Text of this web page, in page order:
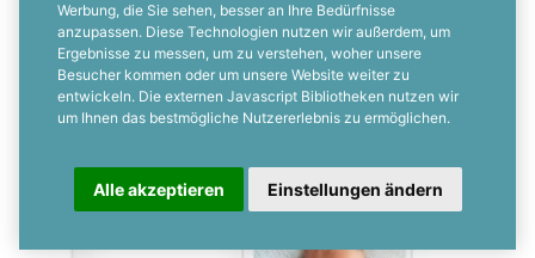
Werbung, die Sie sehen, besser an Ihre Bedürfnisse
anzupassen. Diese Technologien nutzen wir außerdem, um
Ergebnisse zu messen, um zu verstehen, woher unsere
Besucher kommen oder um unsere Website weiter zu
entwickeln. Die externen Javascript Bibliotheken nutzen wir
um Ihnen das bestmögliche Nutzererlebnis zu ermöglichen.
Alle akzeptieren Einstellungen ändern